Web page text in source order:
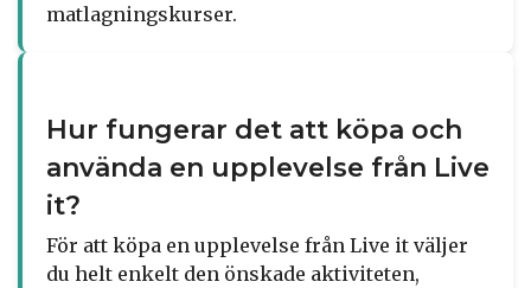
matlagningskurser.
Hur fungerar det att köpa och
använda en upplevelse från Live
it?
För att köpa en upplevelse från Live it väljer
du helt enkelt den önskade aktiviteten,